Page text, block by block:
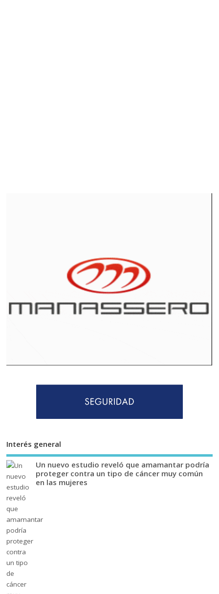
Interés general
Un nuevo estudio reveló que amamantar podría
proteger contra un tipo de cáncer muy común
en las mujeres